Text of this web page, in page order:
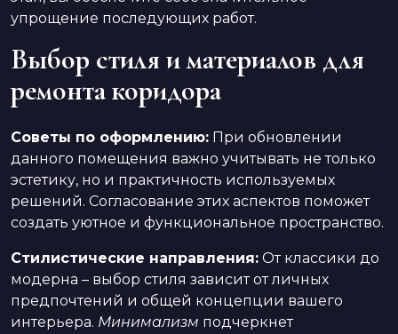
упрощение последующих работ.
Выбор стиля и материалов для
ремонта коридора
Советы по оформлению: При обновлении
данного помещения важно учитывать не только
эстетику, но и практичность используемых
решений. Согласование этих аспектов поможет
создать уютное и функциональное пространство.
Стилистические направления: От классики до
модерна – выбор стиля зависит от личных
предпочтений и общей концепции вашего
интерьера. Минимализм подчеркнет